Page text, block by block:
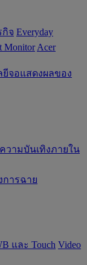
กิจ Everyday
Monitor Acer
ยีจอแสดงผลของ
ความบันเทิงภายใน
ารฉาย
และ Touch Video